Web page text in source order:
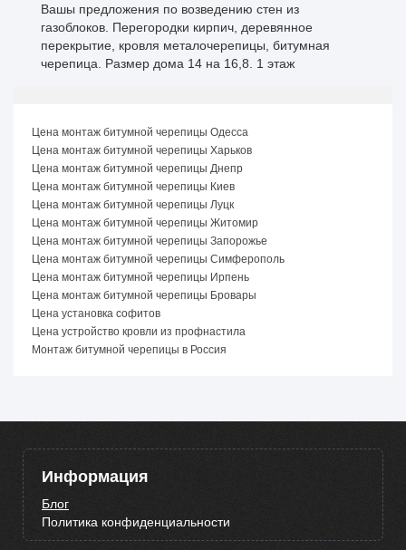
Вашы предложения по возведению стен из
газоблоков. Перегородки кирпич, деревянное
перекрытие, кровля металочерепицы, битумная
черепица. Размер дома 14 на 16,8. 1 этаж
Цена монтаж битумной черепицы Одесса
Цена монтаж битумной черепицы Харьков
Цена монтаж битумной черепицы Днепр
Цена монтаж битумной черепицы Киев
Цена монтаж битумной черепицы Луцк
Цена монтаж битумной черепицы Житомир
Цена монтаж битумной черепицы Запорожье
Цена монтаж битумной черепицы Симферополь
Цена монтаж битумной черепицы Ирпень
Цена монтаж битумной черепицы Бровары
Цена установка софитов
Цена устройство кровли из профнастила
Монтаж битумной черепицы в Россия
Информация
Блог
Политика конфиденциальности